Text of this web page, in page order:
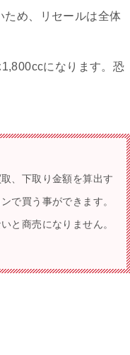
ため、リセールは全体
になります。恐
、下取り金額を算出す
で買う事ができます。
と商売になりません。